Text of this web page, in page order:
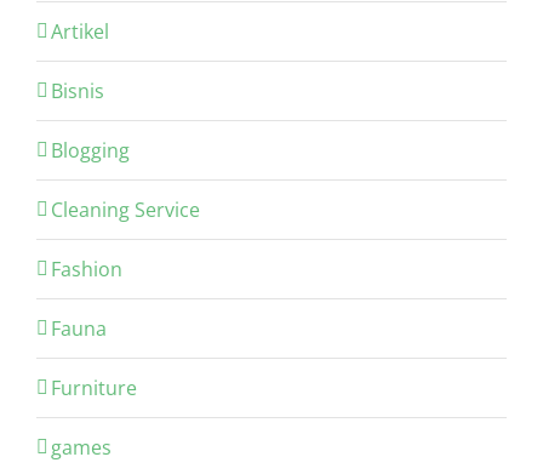
Artikel
Bisnis
Blogging
Cleaning Service
Fashion
Fauna
Furniture
games